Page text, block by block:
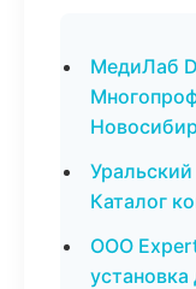
МедиЛаб
Каталог
ООО